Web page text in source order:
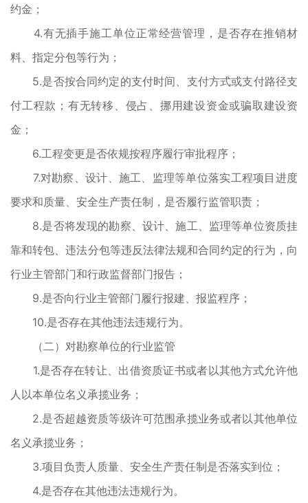
约金；
4.有无插手施工单位正常经营管理，是否存在推销材
料、指定分包等行为；
5.是否按合同约定的支付时间、支付方式或支付路径支
付工程款；有无转移、侵占、挪用建设资金或骗取建设资
金；
6.工程变更是否依规按程序履行审批程序；
7.对勘察、设计、施工、监理等单位落实工程项目进度
要求和质量、安全生产责任制，是否履行监管职责；
8.是否将发现的勘察、设计、施工、监理等单位资质挂
靠和转包、违法分包等违反法律法规和合同约定的行为，向
行业主管部门和行政监督部门报告；
9.是否向行业主管部门履行报建、报监程序；
10.是否存在其他违法违规行为。
（二）对勘察单位的行业监管
1.是否存在转让、出借资质证书或者以其他方式允许他
人以本单位名义承揽业务；
2.是否超越资质等级许可范围承揽业务或者以其他单位
名义承揽业务；
3.项目负责人质量、安全生产责任制是否落实到位；
4.是否存在其他违法违规行为。